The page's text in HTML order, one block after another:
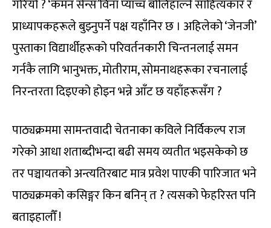
गरियो ? ‘कमन सेन्स’विना प्याच्च बोलिहाल्ने साहित्यकार र
प्राध्यापकहरूले बुझ्नुपर्ने पक्ष यहाँनिर छ । अहिलेको ‘जेनजी’
पुस्ताका विद्यार्थीहरूको परिवर्तनकारी चिन्तनलाई समन
गर्नकै लागि भानुभक्त, मोतीराम, सोमनाथहरूका रचनालाई
निरन्तरता दिइएको होइन भन्ने आँट छ यहाँहरूसँग ?
पाठ्यक्रममा सामन्तवादी चेतनाका कविले निर्विकल्प राज
गरेको आधा शताब्दीभन्दा बढी समय व्यतीत भइसकेको छ
तर पञ्चायतको अन्त्यतिरबाट मात्र प्रवेश पाएकी पारिजात भने
पाठ्यक्रमको कसिङ्गर किन बनिन् त ? त्यसको फेहरिस्त पनि
बताइहालौँ !